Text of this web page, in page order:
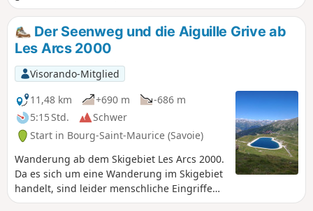
Sehr schöner Blick auf das Beaufortain,
insbesondere auf die Pierra Menta, und
man kommt der bedrohlichen
Nordwand von Bellecôte näher. Als
Bonus gibt es einen einfachen 3000er.
Der Seenweg und die Aiguille Grive ab
Les Arcs 2000
Visorando-Mitglied
11,48 km
+690 m
-686 m
5:15 Std.
Schwer
Start in Bourg-Saint-Maurice (Savoie)
Wanderung ab dem Skigebiet Les Arcs 2000.
Da es sich um eine Wanderung im Skigebiet
handelt, sind leider menschliche Eingriffe
vorhanden, aber ich schlage Ihnen die